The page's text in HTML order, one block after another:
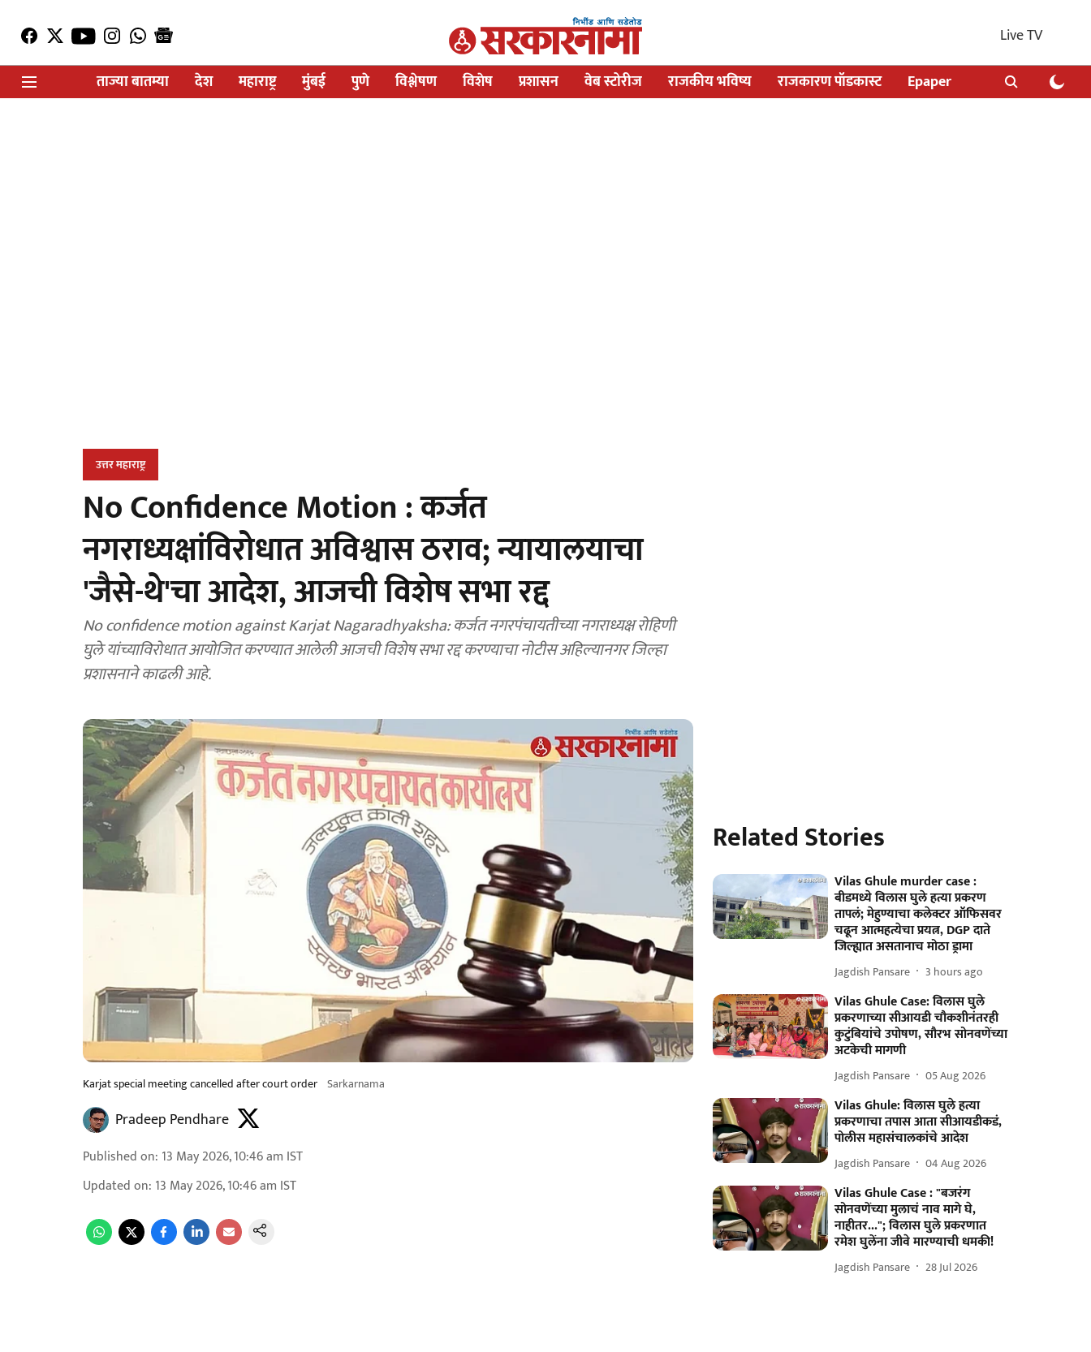
Live TV
ताज्या बातम्या
देश महाराष्ट्र मुंबई पुणे विश्लेषण विशेष प्रशासन वेब स्टोरीज राजकीय भविष्य राजकारण पॉडकास्ट Epaper
उत्तर महाराष्ट्र
No Confidence Motion : कर्जत
नगराध्यक्षांविरोधात अविश्वास ठराव; न्यायालयाचा
'जैसे-थे'चा आदेश, आजची विशेष सभा रद्द
No confidence motion against Karjat Nagaradhyaksha: कर्जत नगरपंचायतीच्या नगराध्यक्ष रोहिणी
घुले यांच्याविरोधात आयोजित करण्यात आलेली आजची विशेष सभा रद्द करण्याचा नोटीस अहिल्यानगर जिल्हा
प्रशासनाने काढली आहे.
Karjat special meeting cancelled after court order Sarkarnama
Pradeep Pendhare
Published on: 13 May 2026, 10:46 am IST
Updated on: 13 May 2026, 10:46 am IST
Related Stories
Vilas Ghule murder case :
बीडमध्ये विलास घुले हत्या प्रकरण
तापलं; मेहुण्याचा कलेक्टर ऑफिसवर
चढून आत्महत्येचा प्रयत्न, DGP दाते
जिल्ह्यात असतानाच मोठा ड्रामा
Jagdish Pansare 3 hours ago
Vilas Ghule Case: विलास घुले
प्रकरणाच्या सीआयडी चौकशीनंतरही
कुटुंबियांचे उपोषण, सौरभ सोनवणेंच्या
अटकेची मागणी
Jagdish Pansare 05 Aug 2026
Vilas Ghule: विलास घुले हत्या
प्रकरणाचा तपास आता सीआयडीकडं,
पोलीस महासंचालकांचे आदेश
Jagdish Pansare 04 Aug 2026
Vilas Ghule Case : "बजरंग
सोनवणेंच्या मुलाचं नाव मागे घे,
नाहीतर..."; विलास घुले प्रकरणात
रमेश घुलेंना जीवे मारण्याची धमकी!
Jagdish Pansare 28 Jul 2026